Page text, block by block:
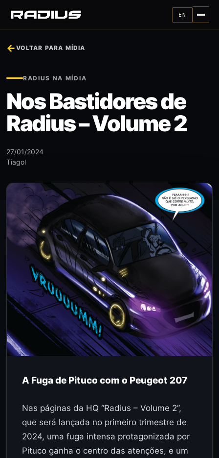
EN
←VOLTAR PARA MÍDIA
RADIUS NA MÍDIA
Nos Bastidores de
Radius – Volume 2
27/01/2024
Tiagol
A Fuga de Pituco com o Peugeot 207
Nas páginas da HQ “Radius – Volume 2”,
que será lançada no primeiro trimestre de
2024, uma fuga intensa protagonizada por
Pituco ganha o centro das atenções, e um